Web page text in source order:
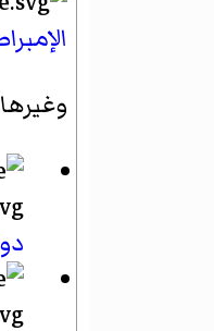
وغيرها